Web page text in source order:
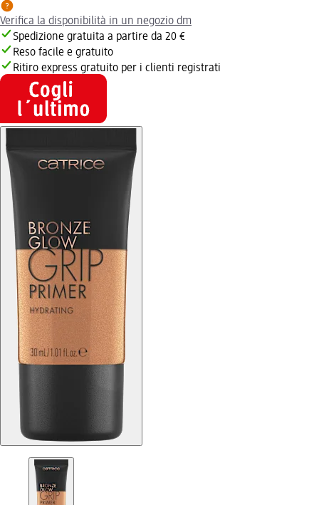
Verifica la disponibilità in un negozio dm
Spedizione gratuita a partire da 20 €
Reso facile e gratuito
Ritiro express gratuito per i clienti registrati